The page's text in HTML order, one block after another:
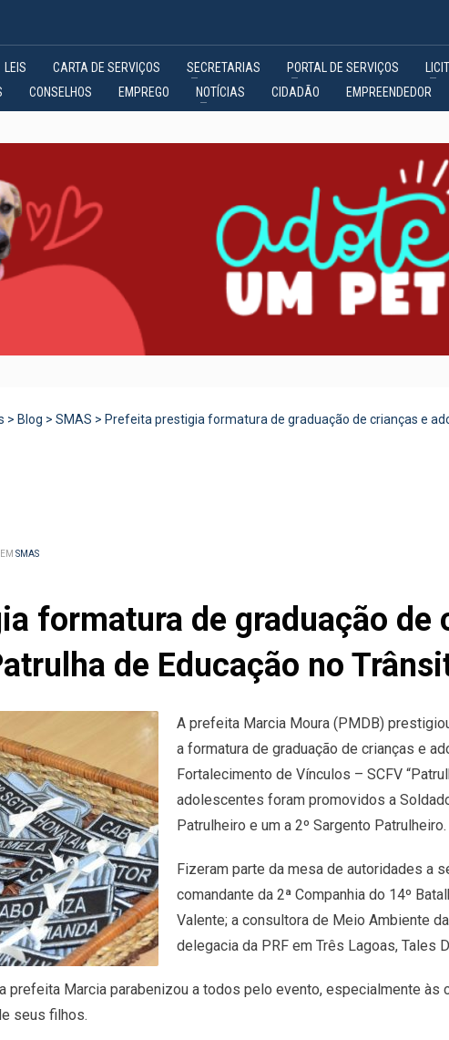
LEIS CARTA DE SERVIÇOS SECRETARIAS PORTAL DE SERVIÇOS
CONSELHOS EMPREGO NOTÍCIAS CIDADÃO EMPREENDEDOR
> Blog > SMAS > Prefeita prestigia formatura de graduação de crianças e
SMAS
formatura de graduação de
de Educação no
A prefeita Marcia Moura (PMDB)
a formatura de graduação de crianças e
Fortalecimento de Vínculos – SCFV
adolescentes foram promovidos a
Patrulheiro e um a 2º Sargento Patrulheiro.
Fizeram parte da mesa de autoridades a
comandante da 2ª Companhia do 14º
Valente; a consultora de Meio Ambiente
delegacia da PRF em Três Lagoas, Tales
prefeita Marcia parabenizou a todos pelo evento, especialmente às
seus filhos.